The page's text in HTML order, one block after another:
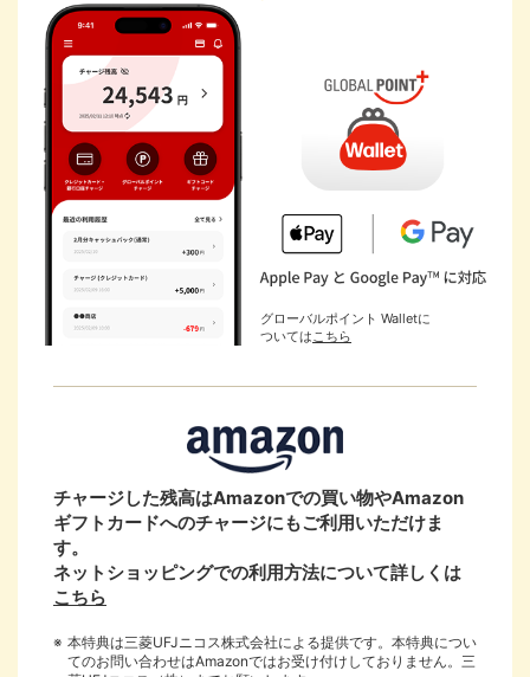
グローバルポイント Walletに
ついては こちら
チャージした残高はAmazonでの買い物やAmazon
ギフトカードへのチャージにもご利用いただけま
す。
ネットショッピングでの利用方法について詳しくは
こちら
本特典は三菱UFJニコス株式会社による提供です。本特典につい
てのお問い合わせはAmazonではお受け付けしておりません。三
国際ブランド
Visa